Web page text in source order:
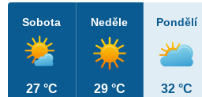
Sobota
27 °C
Neděle
29 °C
Pondělí
32 °C